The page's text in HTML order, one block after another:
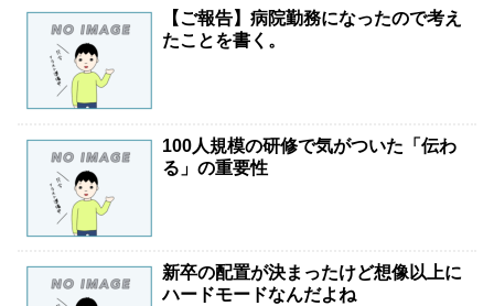
【ご報告】病院勤務になったので考え
たことを書く。
100人規模の研修で気がついた「伝わ
る」の重要性
新卒の配置が決まったけど想像以上に
ハードモードなんだよね